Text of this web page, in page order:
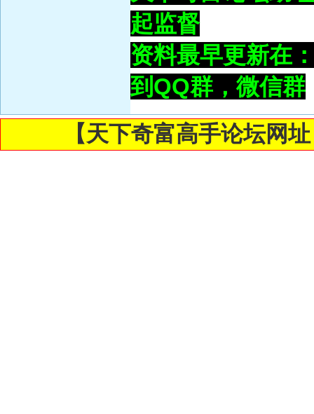
起监督
资料最早更新在
到QQ群，微信群
【天下奇富高手论坛网址